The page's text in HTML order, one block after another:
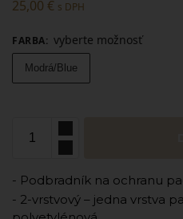
25,00 € s DPH
FARBA: vyberte možnosť
Modrá/Blue
- Podbradník na ochranu
- 2-vrstvový – jedna vrstva